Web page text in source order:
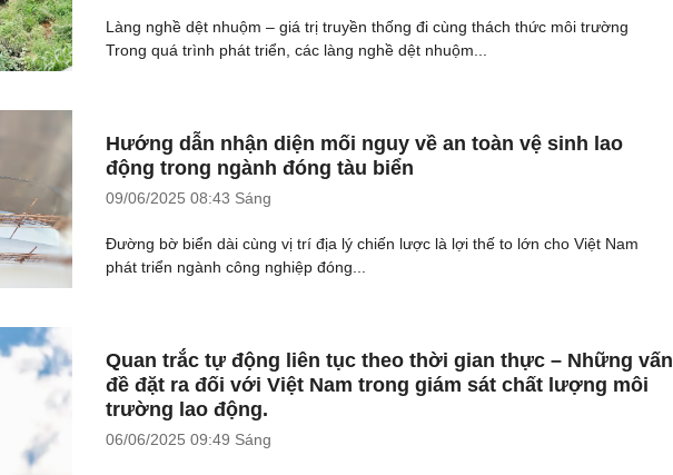
Làng nghề dệt nhuộm – giá trị truyền thống đi cùng thách thức môi trường
Trong quá trình phát triển, các làng nghề dệt nhuộm...
Hướng dẫn nhận diện mối nguy về an toàn vệ sinh lao
động trong ngành đóng tàu biển
09/06/2025 08:43 Sáng
Đường bờ biển dài cùng vị trí địa lý chiến lược là lợi thế to lớn cho Việt Nam
phát triển ngành công nghiệp đóng...
Quan trắc tự động liên tục theo thời gian thực – Những vấn
đề đặt ra đối với Việt Nam trong giám sát chất lượng môi
trường lao động.
06/06/2025 09:49 Sáng